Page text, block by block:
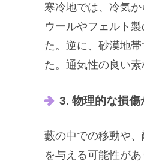
寒冷地では、冷気
ウールやフェルト
た。逆に、砂漠地
た。通気性の良い
3. 物理的な損傷
藪の中での移動や
を与える可能性が